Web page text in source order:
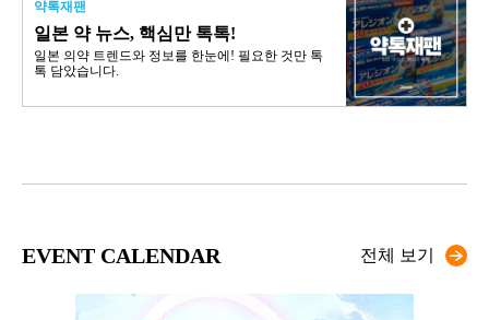
약톡재팬
일본 약 뉴스, 핵심만 톡톡!
일본 의약 트렌드와 정보를 한눈에! 필요한 것만 톡
톡 담았습니다.
EVENT CALENDAR 전체 보기